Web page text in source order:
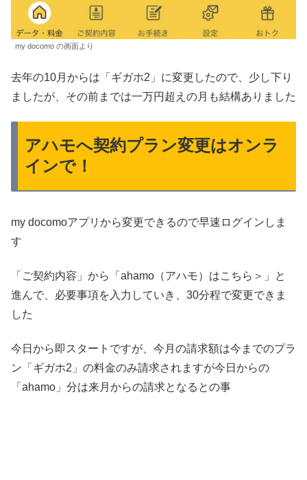
my docomo の画面より
去年の10月からは「ギガホ2」に変更したので、少し下り
ましたが、その前までは一万円超えの月も結構ありました
アハモへ契約プラン変更はオンラ
インで！
my docomoアプリから変更できるので早速ログインしま
す
「ご契約内容」から「ahamo（アハモ）はこちら＞」と
進んで、必要事項を入力していき、30分程で変更できま
した
今日から即スタートですが、今月の請求額は今までのプラ
ン「ギガホ2」の料金のみ請求されますが今日からの
「ahamo」分は来月からの請求となるとの事